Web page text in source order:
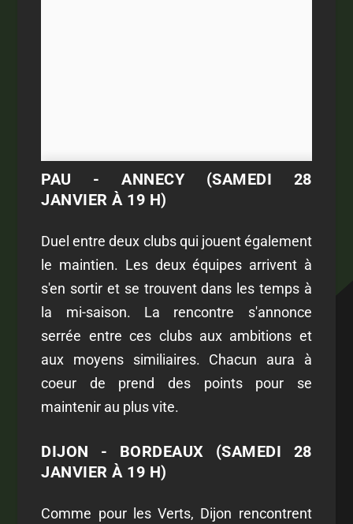
PAU - ANNECY (SAMEDI 28
JANVIER À 19 H)
Duel entre deux clubs qui jouent également
le maintien. Les deux équipes arrivent à
s'en sortir et se trouvent dans les temps à
la mi-saison. La rencontre s'annonce
serrée entre ces clubs aux ambitions et
aux moyens similiaires. Chacun aura à
coeur de prend des points pour se
maintenir au plus vite.
DIJON - BORDEAUX (SAMEDI 28
JANVIER À 19 H)
Comme pour les Verts, Dijon rencontrent